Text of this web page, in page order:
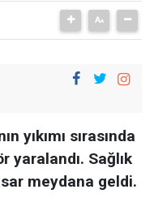
yıkımı sırasında
yaralandı. Sağlık
meydana geldi.